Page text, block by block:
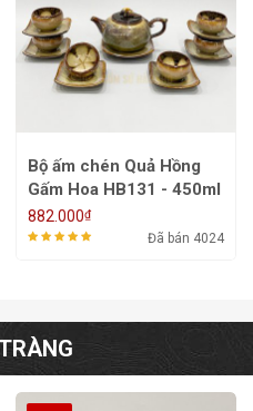
Bộ ấm chén Quả Hồng
Gấm Hoa HB131 - 450ml
882.000₫
Đã bán 4024